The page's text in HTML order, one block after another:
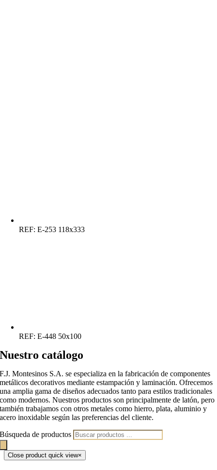
REF:E-253 118x333
REF:E-448 50x100
Nuestro catálogo
F.J. Montesinos S.A. se especializa en la fabricación de componentes
metálicos decorativos mediante estampación y laminación. Ofrecemos
una amplia gama de diseños adecuados tanto para estilos tradicionales
como modernos. Nuestros productos son principalmente de latón, pero
también trabajamos con otros metales como hierro, plata, aluminio y
acero inoxidable según las preferencias del cliente.
Búsqueda de productos
Close product quick view×